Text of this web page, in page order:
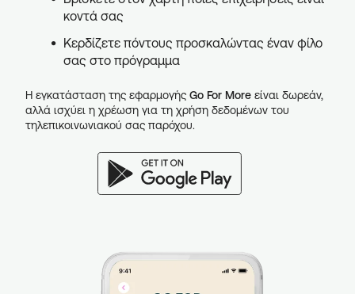
κοντά σας
Κερδίζετε πόντους προσκαλώντας έναν φίλο
σας στο πρόγραμμα
Η εγκατάσταση της εφαρμογής Go For More είναι δωρεάν,
αλλά ισχύει η χρέωση για τη χρήση δεδομένων του
τηλεπικοινωνιακού σας παρόχου.